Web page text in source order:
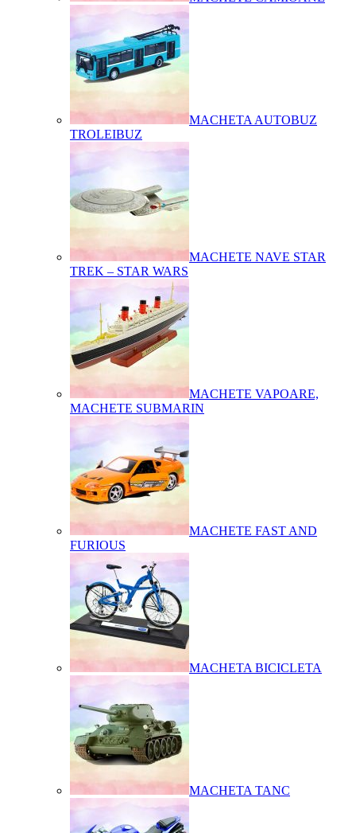
MACHETA AUTOBUZ
TROLEIBUZ
MACHETE NAVE STAR
TREK – STAR WARS
MACHETE VAPOARE,
MACHETE SUBMARIN
MACHETE FAST AND
FURIOUS
MACHETA BICICLETA
MACHETA TANC